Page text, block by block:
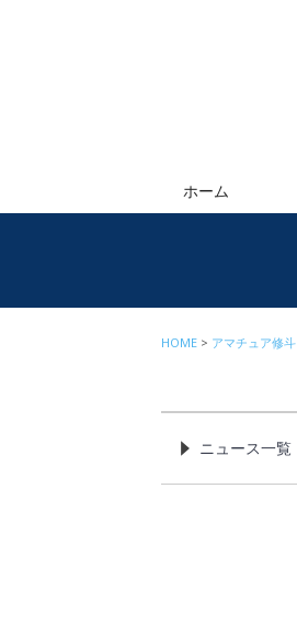
ホーム
HOME アマチュア修斗
ニュース一覧